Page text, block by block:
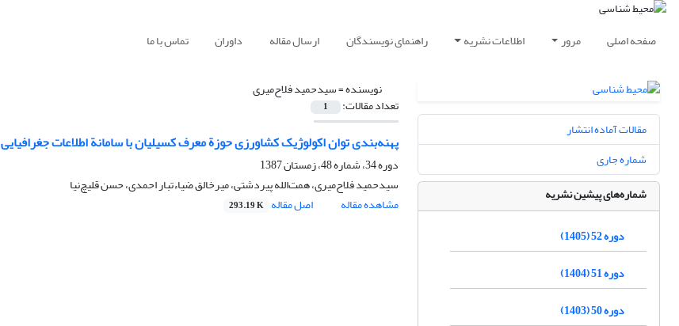
صفحه اصلی مرور اطلاعات نشریه راهنمای نویسندگان ارسال مقاله داوران تماس با ما
نویسنده =سیدحمید فلاح‌میری
تعداد مقالات: 1
پهنه‌بندی توان اکولوژیک کشاورزی حوزة معرف کسیلیان با سامانة اطلاعات جغرافیایی
دوره 34، شماره 48، زمستان 1387
سیدحمید فلاح‌میری، همت‌الله پیردشتی، میرخالق ضیاء‌تبار احمدی، حسن قلیچ‌نیا
مشاهده مقاله
اصل مقاله 293.19 K
مقالات آماده انتشار
شماره جاری
شماره‌های پیشین نشریه
دوره 52 (1405)
دوره 51 (1404)
دوره 50 (1403)